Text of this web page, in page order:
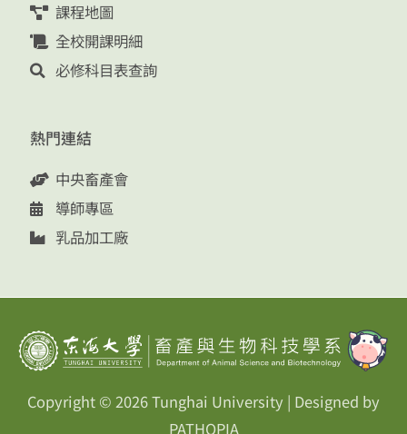
課程地圖
全校開課明細
必修科目表查詢
熱門連結
中央畜產會
導師專區
乳品加工廠
Copyright © 2026Tunghai University | Designed by
PATHOPIA